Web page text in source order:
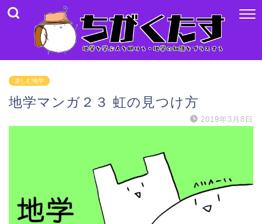
楽しむ地学
地学マンガ２３ 虹の見つけ方
2019年3月8日